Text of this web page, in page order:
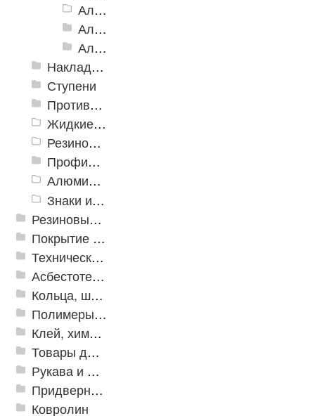
Алюминиевый угол-порог АУ-72
Алюминиевый угол-порог с тройной резиновой вставкой АУ-98
Алюминиевый угол-порог с пятью резиновыми вставками АУ-160
Накладки противоскользящие резиновые
Ступени
Противоскользящие ленты
Жидкие противоскользящие средства
Резиновый профиль с алюминиевой вставкой «NoSlip»
Профили закладные
Алюминиевый профиль для ленты
Знаки из полистирола для разметки пола
Резиновые и ПВХ дорожки
Покрытие из резиновой крошки
Техническая резина
Асбестотехнические и теплоизоляционные материалы
Кольца, шайбы, манжеты
Полимеры и пластики
Клей, химия, сопутствующие товары
Товары для дома
Рукава и шланги промышленные
Придверные решетки
Ковролин